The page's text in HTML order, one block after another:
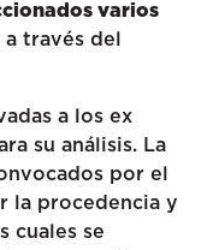
varios
a través del
a los ex
su análisis. La
por el
la procedencia y
cuales se